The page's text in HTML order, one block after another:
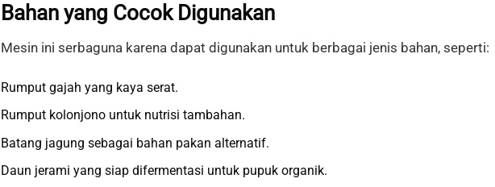
Bahan yang Cocok Digunakan
Mesin ini serbaguna karena dapat digunakan untuk berbagai jenis bahan, seperti:
Rumput gajah yang kaya serat.
Rumput kolonjono untuk nutrisi tambahan.
Batang jagung sebagai bahan pakan alternatif.
Daun jerami yang siap difermentasi untuk pupuk organik.